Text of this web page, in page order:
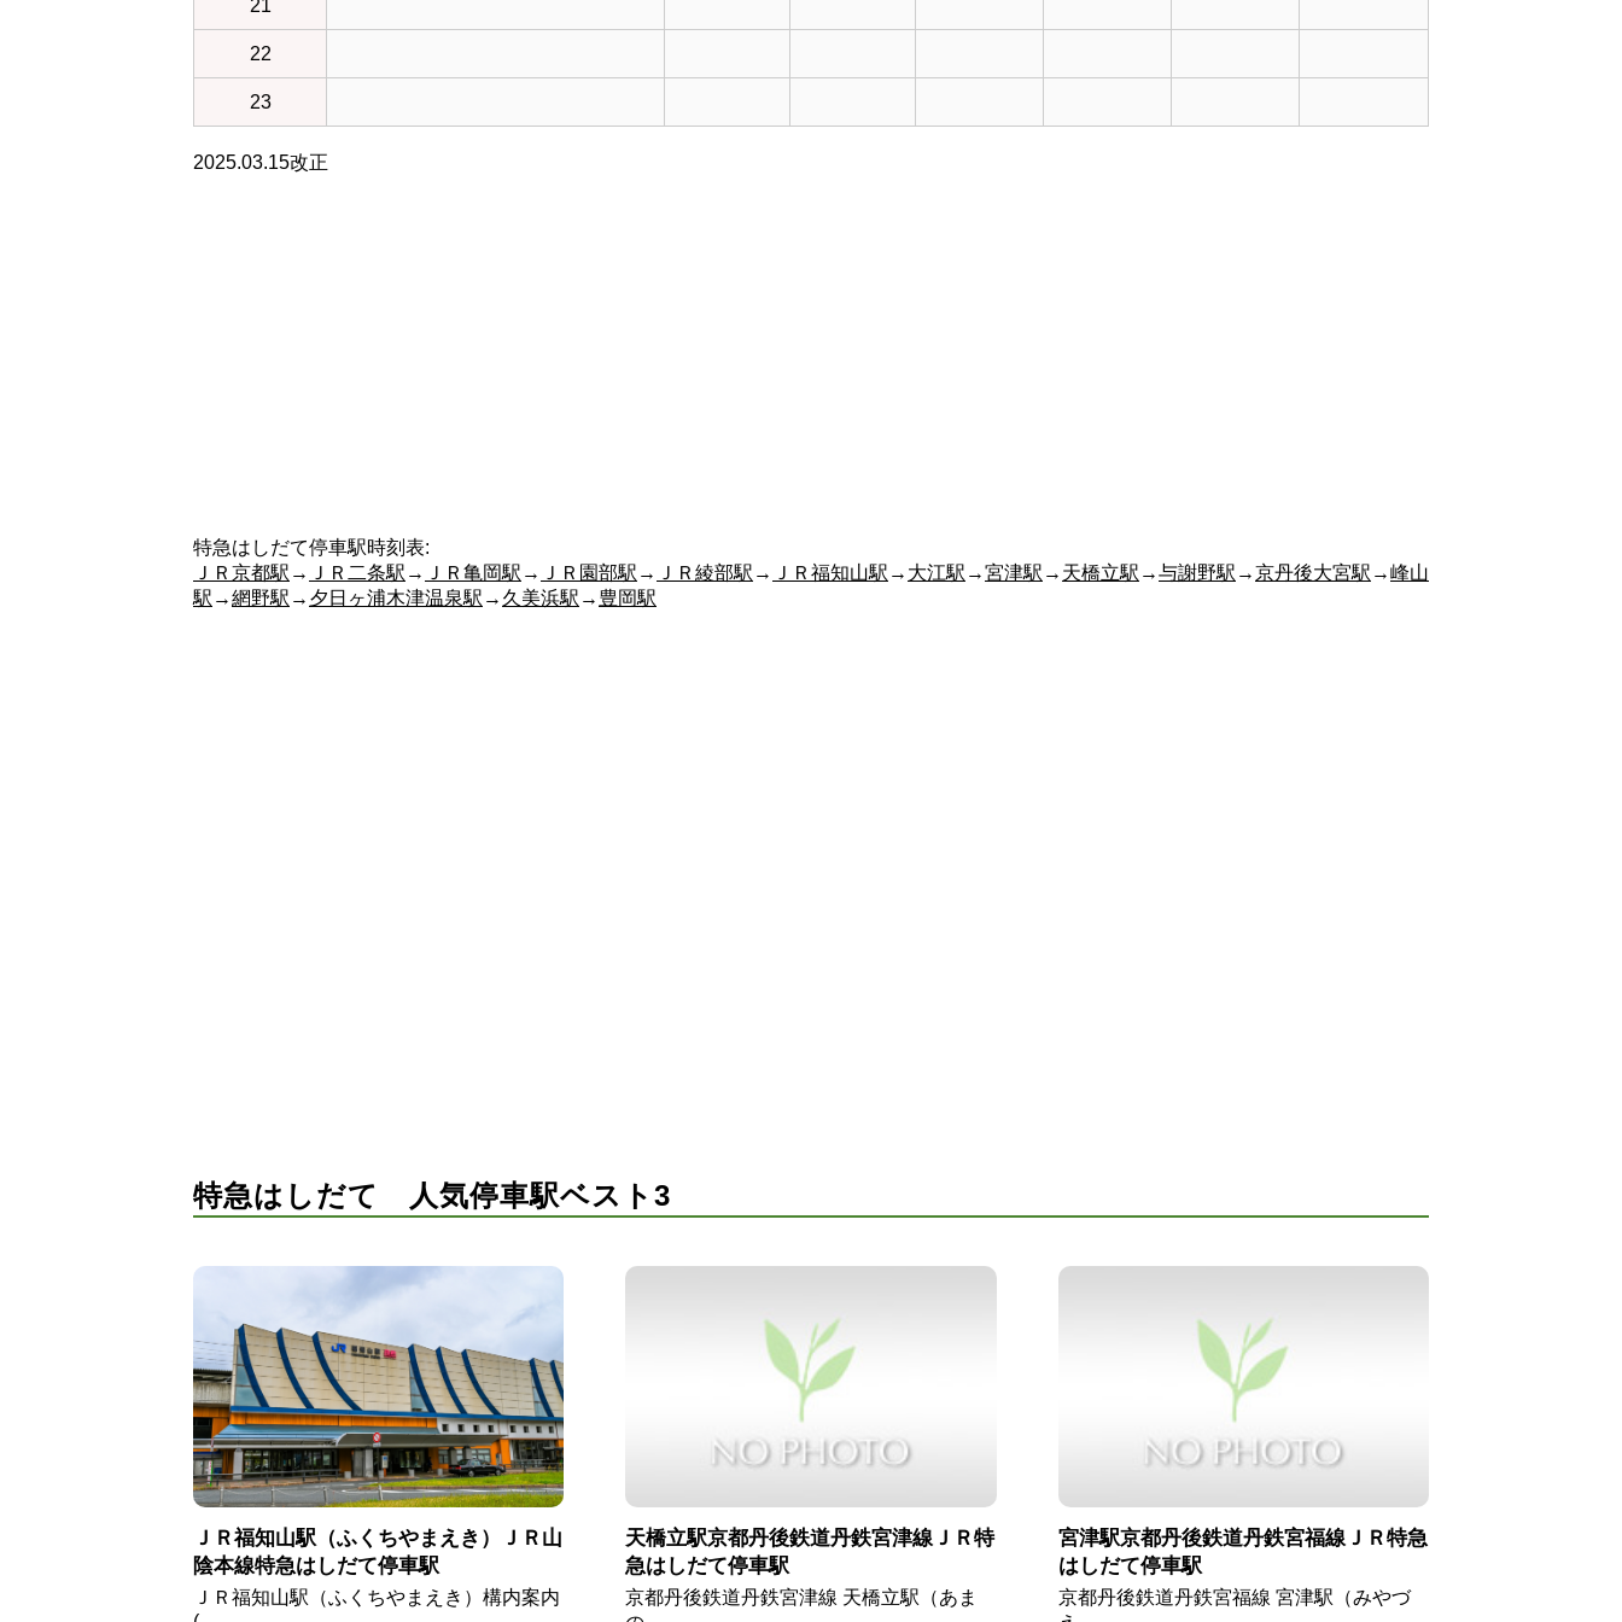
21
22
23
2025.03.15改正
特急はしだて停車駅時刻表:
ＪＲ京都駅 → ＪＲ二条駅 → ＪＲ亀岡駅 → ＪＲ園部駅 → ＪＲ綾部駅 → ＪＲ福知山駅 → 大江駅 →宮津駅 → 天橋立駅 →与謝野駅 →京丹後大宮駅 →峰山
駅 →網野駅 → 夕日ヶ浦木津温泉駅 → 久美浜駅 → 豊岡駅
特急はしだて 人気停車駅ベスト3
ＪＲ福知山駅（ふくちやまえき）ＪＲ山
陰本線特急はしだて停車駅
ＪＲ福知山駅（ふくちやまえき）構内案内
天橋立駅京都丹後鉄道丹鉄宮津線ＪＲ特
急はしだて停車駅
京都丹後鉄道丹鉄宮津線 天橋立駅（あま
宮津駅京都丹後鉄道丹鉄宮福線ＪＲ特急
はしだて停車駅
京都丹後鉄道丹鉄宮福線 宮津駅（みやづ